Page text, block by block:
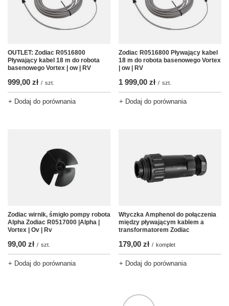
OUTLET: Zodiac R0516800
Pływający kabel 18 m do robota
basenowego Vortex | ow | RV
999,00 zł / szt.
+ Dodaj do porównania
Zodiac R0516800 Pływający kabel
18 m do robota basenowego Vortex
| ow | RV
1 999,00 zł / szt.
+ Dodaj do porównania
Zodiac wirnik, śmigło pompy robota
Alpha Zodiac R0517000 |Alpha |
Vortex | Ov | Rv
99,00 zł / szt.
+ Dodaj do porównania
Wtyczka Amphenol do połączenia
między pływającym kablem a
transformatorem Zodiac
179,00 zł / komplet
+ Dodaj do porównania